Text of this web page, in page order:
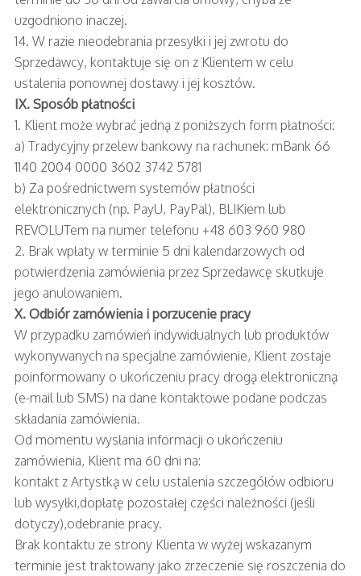
uzgodniono inaczej.
14. W razie nieodebrania przesyłki i jej zwrotu do
Sprzedawcy, kontaktuje się on z Klientem w celu
ustalenia ponownej dostawy i jej kosztów.
IX. Sposób płatności
1. Klient może wybrać jedną z poniższych form płatności:
a) Tradycyjny przelew bankowy na rachunek: mBank 66
1140 2004 0000 3602 3742 5781
b) Za pośrednictwem systemów płatności
elektronicznych (np. PayU, PayPal), BLIKiem lub
REVOLUTem na numer telefonu +48 603 960 980
2. Brak wpłaty w terminie 5 dni kalendarzowych od
potwierdzenia zamówienia przez Sprzedawcę skutkuje
jego anulowaniem.
X. Odbiór zamówienia i porzucenie pracy
W przypadku zamówień indywidualnych lub produktów
wykonywanych na specjalne zamówienie, Klient zostaje
poinformowany o ukończeniu pracy drogą elektroniczną
(e-mail lub SMS) na dane kontaktowe podane podczas
składania zamówienia.
Od momentu wysłania informacji o ukończeniu
zamówienia, Klient ma 60 dni na:
kontakt z Artystką w celu ustalenia szczegółów odbioru
lub wysyłki,dopłatę pozostałej części należności (jeśli
dotyczy),odebranie pracy.
Brak kontaktu ze strony Klienta w wyżej wskazanym
terminie jest traktowany jako zrzeczenie się roszczenia do